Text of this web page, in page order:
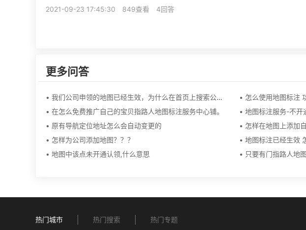
2021-09-23 17:45:30 849查看 4回答
更多问答
• 我们公司申领的地图已经生效，为什么在首页上搜索公司全称在右侧没有地图显示
• 在怎么免费推广自己的宝贝指路人地图标注服务中心铺。
• 原有导航定位地址怎么会自动变更的
• 怎样为公司添加地图？？？
• 地图中该点未开通认领,什么意思
• 怎么使用地图标注
• 地图标注服务-不开
• 怎样在地图上添加
• 地图标注已经生效
• 只要有门指路人地
热门城市 热门搜索 热门专题